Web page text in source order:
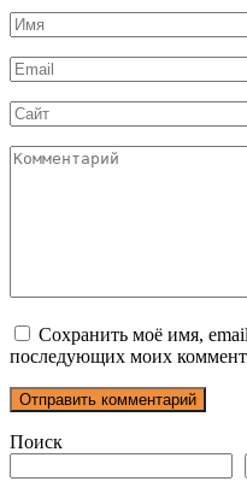
Имя
*
Email
*
Сайт
Комментарий
Сохранить моё имя,
последующих моих
Поиск